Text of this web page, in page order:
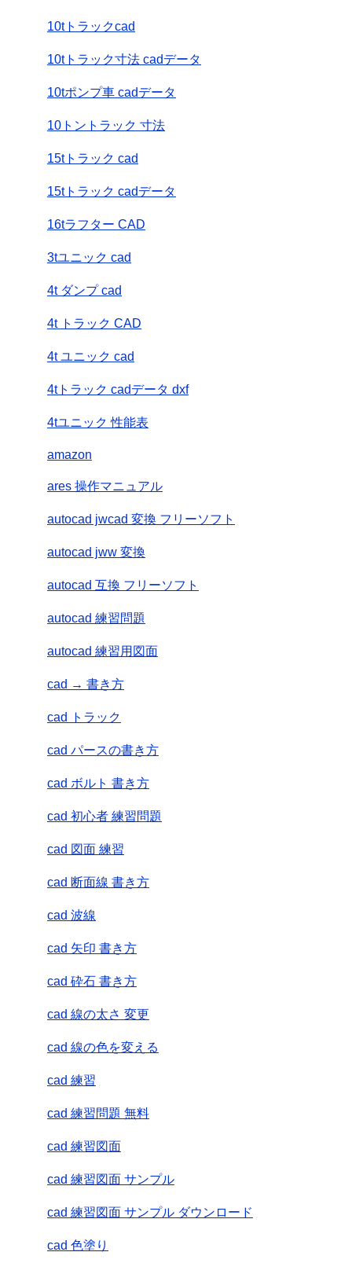
10tトラックcad
10tトラック寸法 cadデータ
10tポンプ車 cadデータ
10トントラック 寸法
15tトラック cad
15tトラック cadデータ
16tラフター CAD
3tユニック cad
4t ダンプ cad
4t トラック CAD
4t ユニック cad
4tトラック cadデータ dxf
4tユニック 性能表
amazon
ares 操作マニュアル
autocad jwcad 変換 フリーソフト
autocad jww 変換
autocad 互換 フリーソフト
autocad 練習問題
autocad 練習用図面
cad → 書き方
cad トラック
cad パースの書き方
cad ボルト 書き方
cad 初心者 練習問題
cad 図面 練習
cad 断面線 書き方
cad 波線
cad 矢印 書き方
cad 砕石 書き方
cad 線の太さ 変更
cad 線の色を変える
cad 練習
cad 練習問題 無料
cad 練習図面
cad 練習図面 サンプル
cad 練習図面 サンプル ダウンロード
cad 色塗り